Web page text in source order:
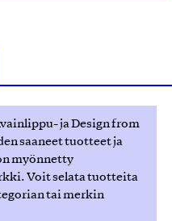
ja Design from
saaneet tuotteet ja
myönnetty
Voit selata tuotteita
tai merkin